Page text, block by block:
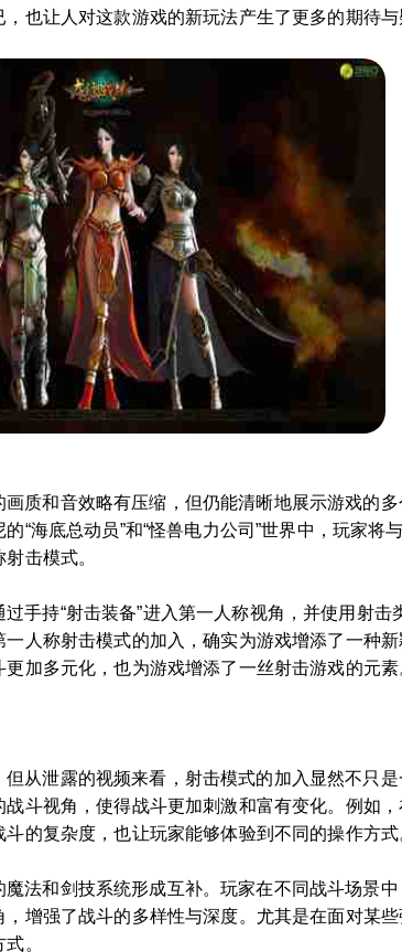
让人对这款游戏的新玩法产生了更多的期待与
质和音效略有压缩，但仍能清晰地展示游戏的
海底总动员”和“怪兽电力公司”世界中，玩家将
击模式。
手持“射击装备”进入第一人称视角，并使用射
人称射击模式的加入，确实为游戏增添了一种
加多元化，也为游戏增添了一丝射击游戏的元素
从泄露的视频来看，射击模式的加入显然不只
斗视角，使得战斗更加刺激和富有变化。例如，
的复杂度，也让玩家能够体验到不同的操作方式
法和剑技系统形成互补。玩家在不同战斗场
增强了战斗的多样性与深度。尤其是在面对某
。